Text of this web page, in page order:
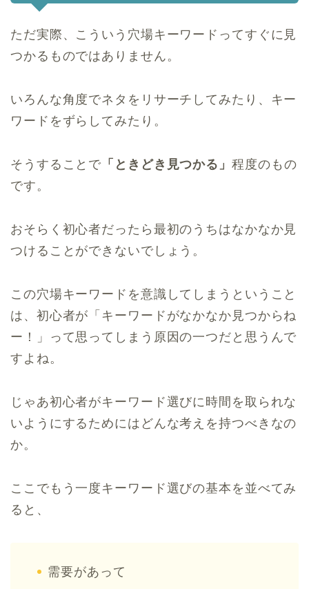
ただ実際、こういう穴場キーワードってすぐに見
つかるものではありません。
いろんな角度でネタをリサーチしてみたり、キー
ワードをずらしてみたり。
そうすることで 「ときどき見つかる」 程度のもの
です。
おそらく初心者だったら最初のうちはなかなか見
つけることができないでしょう。
この穴場キーワードを意識してしまうということ
は、初心者が「キーワードがなかなか見つからね
ー！」って思ってしまう原因の一つだと思うんで
すよね。
じゃあ初心者がキーワード選びに時間を取られな
いようにするためにはどんな考えを持つべきなの
か。
ここでもう一度キーワード選びの基本を並べてみ
ると、
需要があって